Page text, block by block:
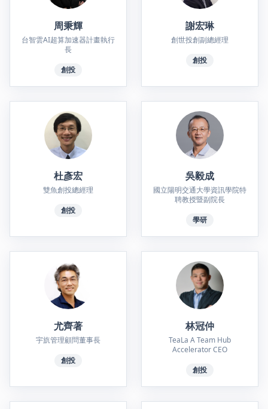
周秉輝
台智雲AI超算加速器計畫執行
長
創投
謝宏琳
創世投創副總經理
創投
杜彥宏
雙魚創投總經理
創投
吳毅成
國立陽明交通大學資訊學院特
聘教授暨副院長
學研
尤齊著
宇斻管理顧問董事長
創投
林冠仲
TeaLa A Team Hub
Accelerator CEO
創投